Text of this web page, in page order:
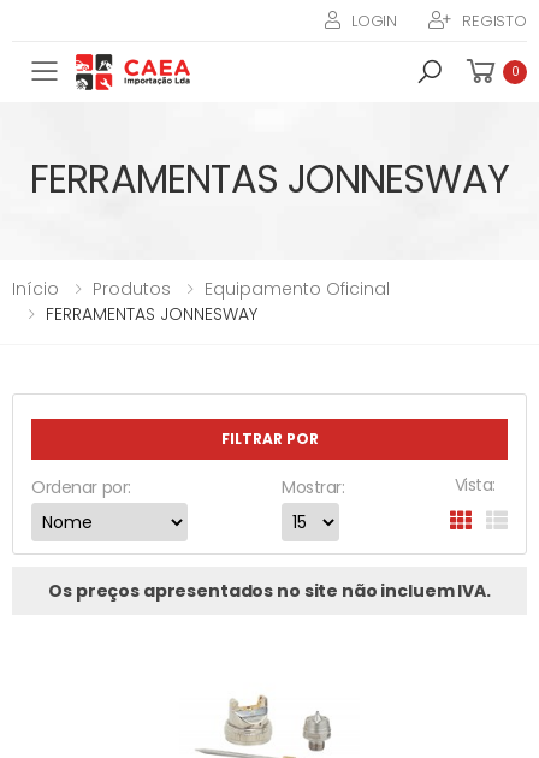
LOGIN REGISTO
Toggle mobile menu 0
FERRAMENTAS JONNESWAY
Início Produtos
Equipamento Oficinal
FERRAMENTAS JONNESWAY
FILTRAR POR
Ordenar por: Mostrar: Vista:
Os preços apresentados no site não incluem IVA.